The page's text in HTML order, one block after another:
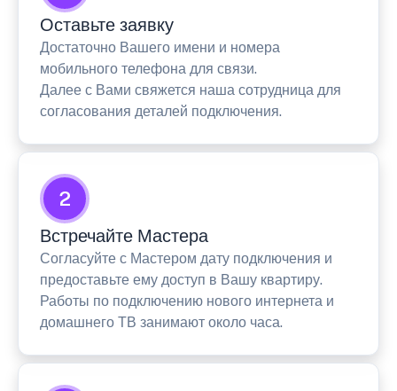
Оставьте заявку
Достаточно Вашего имени и номера
мобильного телефона для связи.
Далее с Вами свяжется наша сотрудница для
согласования деталей подключения.
2
Встречайте Мастера
Согласуйте с Мастером дату подключения и
предоставьте ему доступ в Вашу квартиру.
Работы по подключению нового интернета и
домашнего ТВ занимают около часа.